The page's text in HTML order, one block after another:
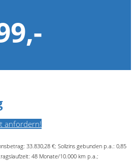
anfordern!
33.830,28 €; Sollzins gebunden p.a.: 0,85
48 Monate/10.000 km p.a.;